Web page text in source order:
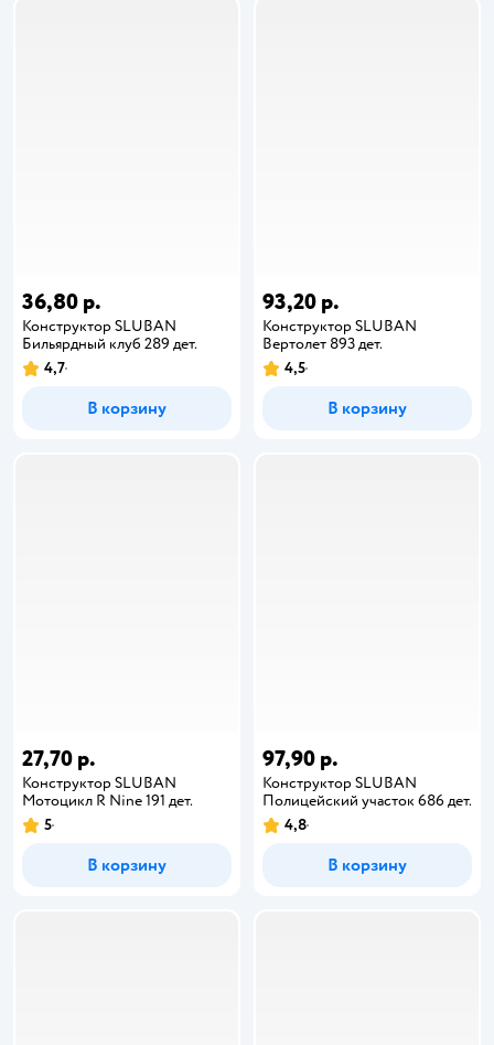
36,80 р.
Конструктор SLUBAN
Бильярдный клуб 289 дет.
4,7
В корзину
93,20 р.
Конструктор SLUBAN
Вертолет 893 дет.
4,5
В корзину
27,70 р.
Конструктор SLUBAN
Мотоцикл R Nine 191 дет.
5
В корзину
97,90 р.
Конструктор SLUBAN
Полицейский участок 686 дет.
4,8
В корзину